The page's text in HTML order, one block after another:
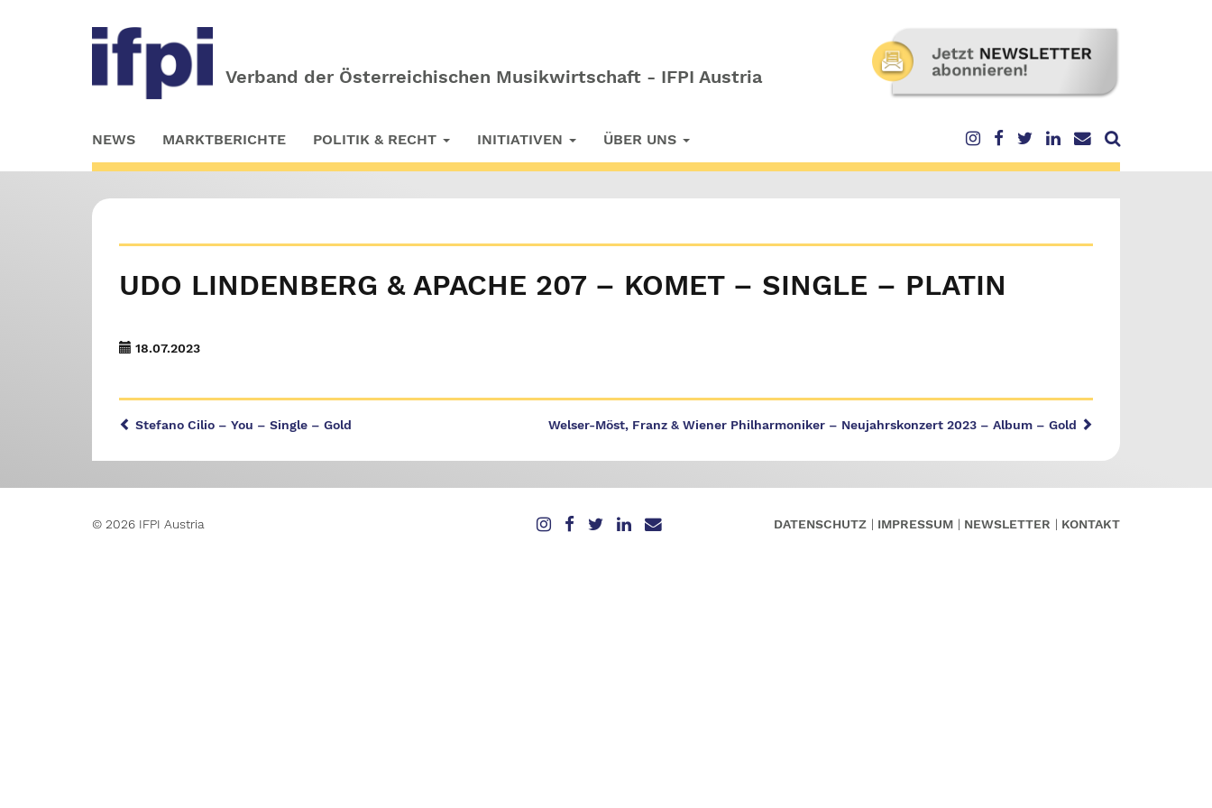
Verband der Österreichischen Musikwirtschaft - IFPI Austria
to
main
NEWS MARKTBERICHTE POLITIK & RECHT INITIATIVEN ÜBER UNS
UDO LINDENBERG & APACHE 207 – KOMET – SINGLE – PLATIN
18.07.2023
Welser-Möst, Franz & Wiener Philharmoniker – Neujahrskonzert 2023 – Album – Gold
Stefano Cilio – You – Single – Gold
© 2026 IFPI Austria DATENSCHUTZ IMPRESSUM NEWSLETTER KONTAKT